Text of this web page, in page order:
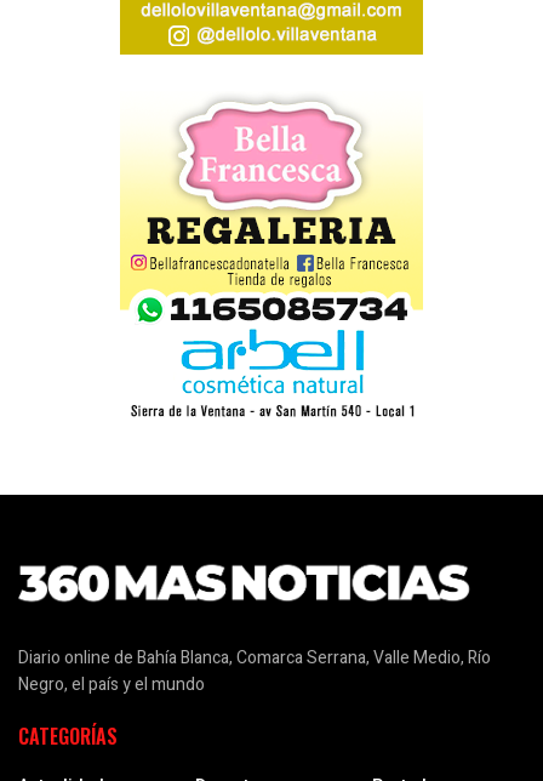
Diario online de Bahía Blanca, Comarca Serrana, Valle Medio, Río
Negro, el país y el mundo
CATEGORÍAS